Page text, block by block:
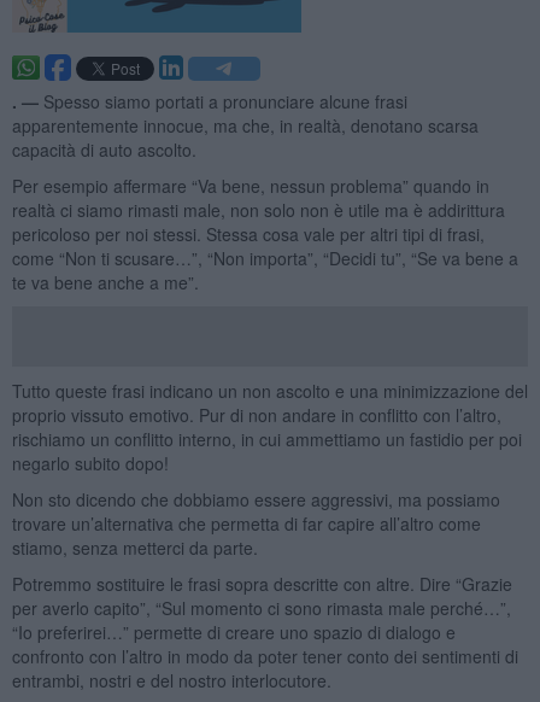
. — Spesso siamo portati a pronunciare alcune frasi
apparentemente innocue, ma che, in realtà, denotano scarsa
capacità di auto ascolto.
Per esempio affermare “Va bene, nessun problema” quando in
realtà ci siamo rimasti male, non solo non è utile ma è addirittura
pericoloso per noi stessi. Stessa cosa vale per altri tipi di frasi,
come “Non ti scusare…”, “Non importa”, “Decidi tu”, “Se va bene a
te va bene anche a me”.
Tutto queste frasi indicano un non ascolto e una minimizzazione del
proprio vissuto emotivo. Pur di non andare in conflitto con l’altro,
rischiamo un conflitto interno, in cui ammettiamo un fastidio per poi
negarlo subito dopo!
Non sto dicendo che dobbiamo essere aggressivi, ma possiamo
trovare un’alternativa che permetta di far capire all’altro come
stiamo, senza metterci da parte.
Potremmo sostituire le frasi sopra descritte con altre. Dire “Grazie
per averlo capito”, “Sul momento ci sono rimasta male perché…”,
“Io preferirei…” permette di creare uno spazio di dialogo e
confronto con l’altro in modo da poter tener conto dei sentimenti di
entrambi, nostri e del nostro interlocutore.